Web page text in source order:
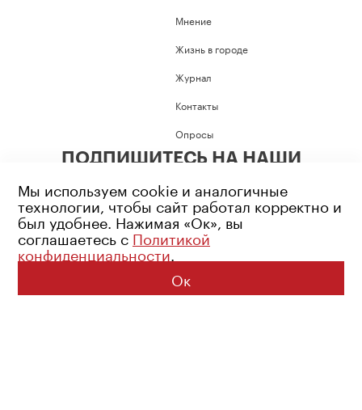
Мнение
Жизнь в городе
Журнал
Контакты
Опросы
ПОДПИШИТЕСЬ НА НАШИ
Возрастное ограничение: 16+
Политика конфиденциальности
© 2026 Все права защищены
Мы используем cookie и аналогичные
технологии, чтобы сайт работал корректно и
был удобнее. Нажимая «Ок», вы
соглашаетесь с Политикой
конфиденциальности.
Ок